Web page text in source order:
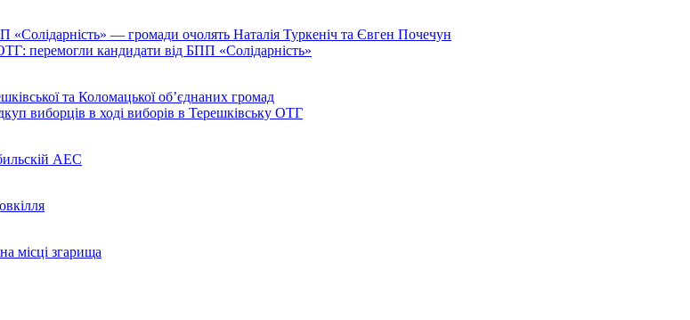
— громади очолять Наталія Туркеніч та Євген Почечун
перемогли кандидати від БПП «Солідарність»
та Коломацької об’єднаних громад
виборців в ході виборів в Терешківську ОТГ
АЕС
місці згарища